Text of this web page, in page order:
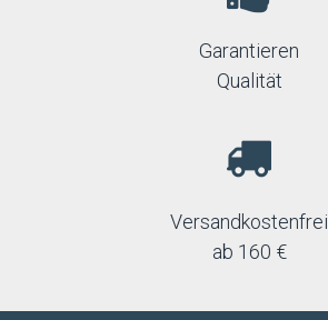
Garantieren
Qualität
Versandkostenfrei
ab 160 €